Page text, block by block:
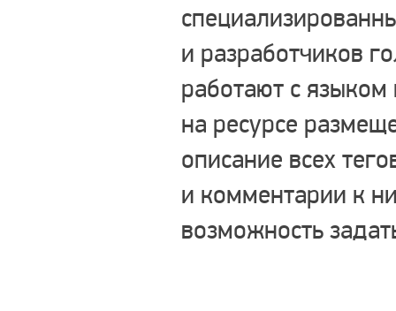
и разработчиков
работают с
на ресурсе
описание всех
и комментарии к
возможность